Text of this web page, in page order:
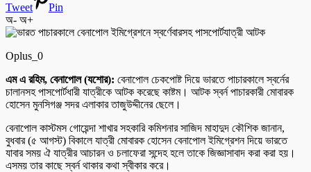
Tweet
Pin
অ- অ+
Oplus_0
এম এ রহিম, বেনাপোল (যশোর): বেনাপোল চেকপোষ্ট দিয়ে ভারতে পাচারকালে স্বর্নের
চালানসহ পাসপোর্টধারী যাত্রীকে আটক করেছে কাষ্টম। আটক স্বর্ন পাচারকারী মোবারক
হোসেন মুনসিগঞ্জ সদর এলাকার তাজুউদ্দীনের ছেলে।
বেনাপোল কাস্টমস গোয়েন্দা শাখার সহকারি কমিশনার সাজিদ মাহাদুদ কৌশিক জানান,
বুধবার (৫ আগস্ট) বিকালে যাত্রী মোবারক হোসেন বেনাপোল ইমিগ্রেশন দিয়ে ভারতে
যাবার সময় ঐ যাত্রীর আচারন ও চলাফেরা সন্দেহ হলে তাকে জিজ্ঞাসাবাদ করা করা হয়।
এসময় তার কাছে স্বর্ন থাকার কথা স্বীকার করে।